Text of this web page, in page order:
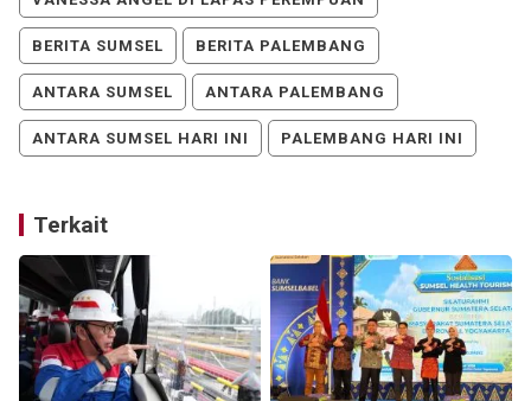
BERITA SUMSEL BERITA PALEMBANG
ANTARA SUMSEL ANTARA PALEMBANG
ANTARA SUMSEL HARI INI PALEMBANG HARI INI
Terkait